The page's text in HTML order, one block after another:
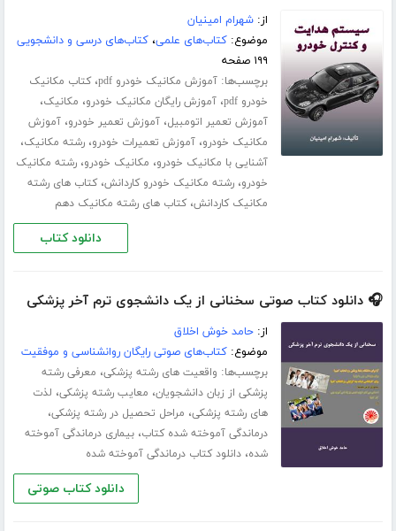
از:شهرام امینیان
موضوع:کتاب‌های علمی،کتاب‌های درسی و دانشجویی
۱۹۹ صفحه
برچسب‌ها:آموزش مکانیک خودرو pdf ،کتاب مکانیک
خودرو pdf
،آموزش رایگان مکانیک خودرو، مکانیک،
آموزش تعمیر اتومبیل،آموزش تعمیر خودرو،آموزش
مکانیک خودرو،آموزش تعمیرات خودرو،رشته مکانیک،
آشنایی با مکانیک خودرو، مکانیک خودرو،رشته مکانیک
خودرو،رشته مکانیک خودرو کاردانش،کتاب های رشته
مکانیک کاردانش،کتاب های رشته مکانیک دهم
دانلود کتاب
🎧 دانلود کتاب صوتی سخنانی از یک دانشجوی ترم آخر پزشکی
از:حامد خوش اخلاق
موضوع:کتاب‌های صوتی رایگان روانشناسی و موفقیت
برچسب‌ها: واقعیت های رشته پزشکی، معرفی رشته
پزشکی از زبان دانشجویان، معایب رشته پزشکی، لذت
های رشته پزشکی، مراحل تحصیل در رشته پزشکی،
درماندگی آموخته شده کتاب،بیماری درماندگی آموخته
شده،دانلود کتاب درماندگی آموخته شده
دانلود کتاب صوتی